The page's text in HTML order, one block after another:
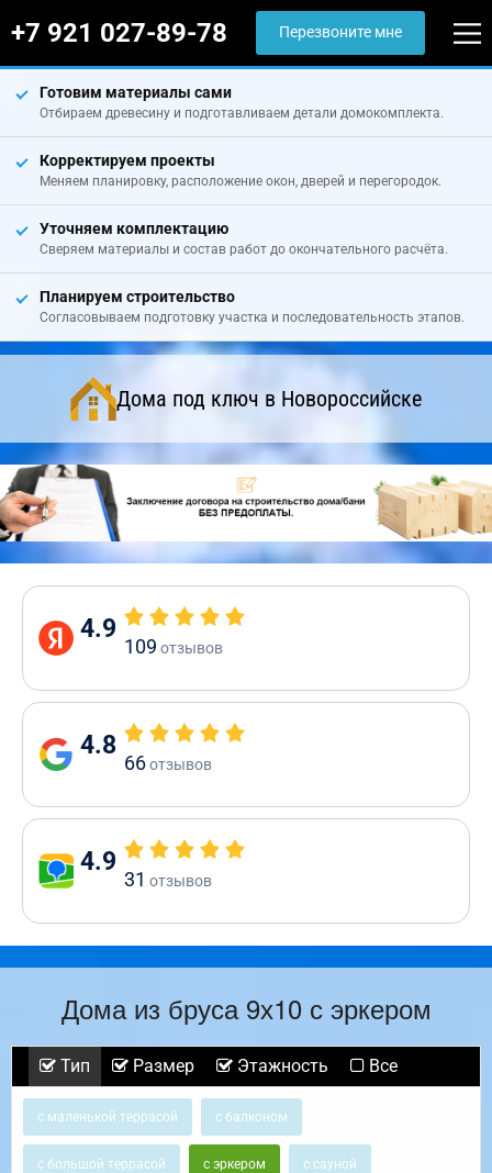
+7 921 027-89-78 Перезвоните мне
Готовим материалы сами
Отбираем древесину и подготавливаем детали домокомплекта.
Корректируем проекты
Меняем планировку, расположение окон, дверей и перегородок.
Уточняем комплектацию
Сверяем материалы и состав работ до окончательного расчёта.
Планируем строительство
Согласовываем подготовку участка и последовательность этапов.
Дома под ключ в Новороссийске
4.9
109 отзывов
4.8
66отзывов
4.9
31 отзывов
Дома из бруса 9х10 с эркером
Тип Размер Этажность Все
с маленькой террасой с балконом
с большой террасой с эркером с сауной